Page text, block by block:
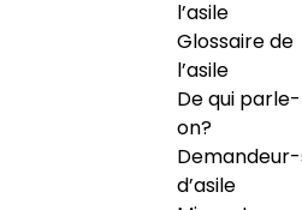
l’asile
Glossaire de
l’asile
De qui
on?
d’asile